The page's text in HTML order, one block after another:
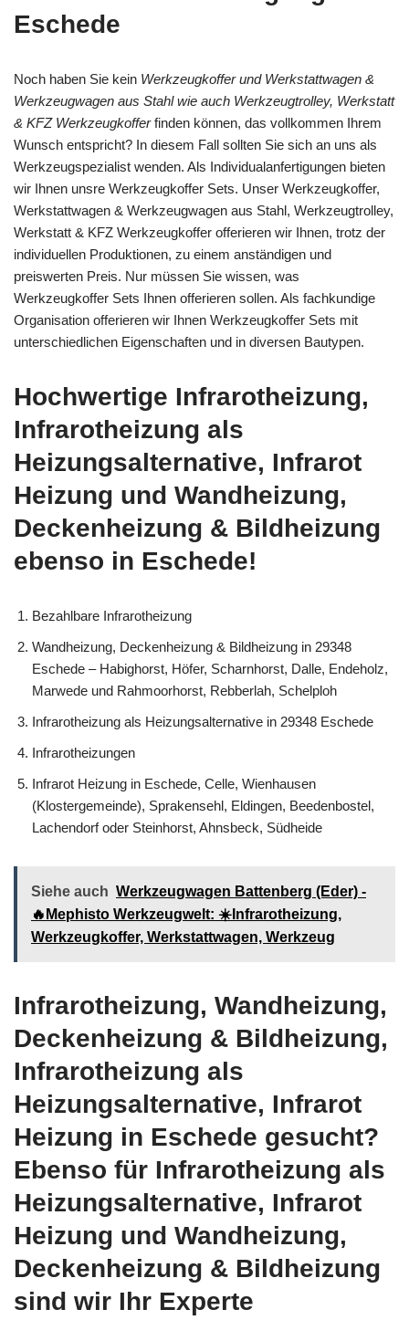
Eschede
Noch haben Sie kein Werkzeugkoffer und Werkstattwagen &
Werkzeugwagen aus Stahl wie auch Werkzeugtrolley, Werkstatt
& KFZ Werkzeugkofferfinden können, das vollkommen Ihrem
Wunsch entspricht? In diesem Fall sollten Sie sich an uns als
Werkzeugspezialist wenden. Als Individualanfertigungen bieten
wir Ihnen unsre Werkzeugkoffer Sets. Unser Werkzeugkoffer,
Werkstattwagen & Werkzeugwagen aus Stahl, Werkzeugtrolley,
Werkstatt & KFZ Werkzeugkoffer offerieren wir Ihnen, trotz der
individuellen Produktionen, zu einem anständigen und
preiswerten Preis. Nur müssen Sie wissen, was
Werkzeugkoffer Sets Ihnen offerieren sollen. Als fachkundige
Organisation offerieren wir Ihnen Werkzeugkoffer Sets mit
unterschiedlichen Eigenschaften und in diversen Bautypen.
Hochwertige Infrarotheizung,
Infrarotheizung als
Heizungsalternative, Infrarot
Heizung und Wandheizung,
Deckenheizung & Bildheizung
ebenso in Eschede!
Bezahlbare Infrarotheizung
Wandheizung, Deckenheizung & Bildheizung in 29348
Eschede – Habighorst, Höfer, Scharnhorst, Dalle, Endeholz,
Marwede und Rahmoorhorst, Rebberlah, Schelploh
Infrarotheizung als Heizungsalternative in 29348 Eschede
Infrarotheizungen
Infrarot Heizung in Eschede, Celle, Wienhausen
(Klostergemeinde), Sprakensehl, Eldingen, Beedenbostel,
Lachendorf oder Steinhorst, Ahnsbeck, Südheide
Siehe auch Werkzeugwagen Battenberg (Eder) -
🔥Mephisto Werkzeugwelt: ☀️Infrarotheizung,
Werkzeugkoffer, Werkstattwagen, Werkzeug
Infrarotheizung, Wandheizung,
Deckenheizung & Bildheizung,
Infrarotheizung als
Heizungsalternative, Infrarot
Heizung in Eschede gesucht?
Ebenso für Infrarotheizung als
Heizungsalternative, Infrarot
Heizung und Wandheizung,
Deckenheizung & Bildheizung
sind wir Ihr Experte